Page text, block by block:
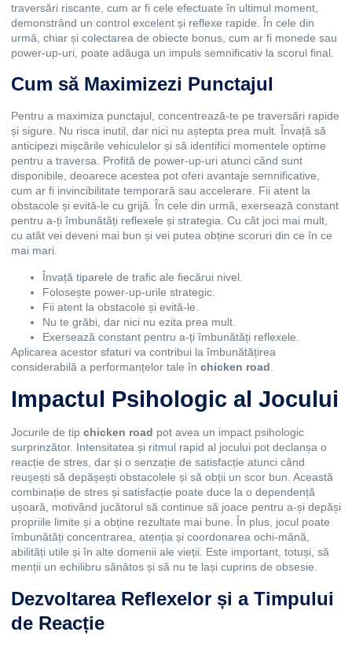
traversări riscante, cum ar fi cele efectuate în ultimul moment,
demonstrând un control excelent și reflexe rapide. În cele din
urmă, chiar și colectarea de obiecte bonus, cum ar fi monede sau
power-up-uri, poate adăuga un impuls semnificativ la scorul final.
Cum să Maximizezi Punctajul
Pentru a maximiza punctajul, concentrează-te pe traversări rapide
și sigure. Nu risca inutil, dar nici nu aștepta prea mult. Învață să
anticipezi mișcările vehiculelor și să identifici momentele optime
pentru a traversa. Profită de power-up-uri atunci când sunt
disponibile, deoarece acestea pot oferi avantaje semnificative,
cum ar fi invincibilitate temporară sau accelerare. Fii atent la
obstacole și evită-le cu grijă. În cele din urmă, exersează constant
pentru a-ți îmbunătăți reflexele și strategia. Cu cât joci mai mult,
cu atât vei deveni mai bun și vei putea obține scoruri din ce în ce
mai mari.
Învață tiparele de trafic ale fiecărui nivel.
Folosește power-up-urile strategic.
Fii atent la obstacole și evită-le.
Nu te grăbi, dar nici nu ezita prea mult.
Exersează constant pentru a-ți îmbunătăți reflexele.
Aplicarea acestor sfaturi va contribui la îmbunătățirea
considerabilă a performanțelor tale în chicken road
Impactul Psihologic al Jocului
Jocurile de tip chicken road pot avea un impact psihologic
surprinzător. Intensitatea și ritmul rapid al jocului pot declanșa o
reacție de stres, dar și o senzație de satisfacție atunci când
reușești să depășești obstacolele și să obții un scor bun. Această
combinație de stres și satisfacție poate duce la o dependență
ușoară, motivând jucătorul să continue să joace pentru a-și depăși
propriile limite și a obține rezultate mai bune. În plus, jocul poate
îmbunătăți concentrarea, atenția și coordonarea ochi-mână,
abilități utile și în alte domenii ale vieții. Este important, totuși, să
menții un echilibru sănătos și să nu te lași cuprins de obsesie.
Dezvoltarea Reflexelor și a Timpului
de Reacție